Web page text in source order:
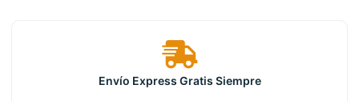
Envío Express Gratis Siempre